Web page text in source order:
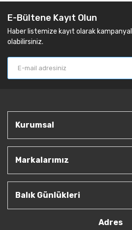
E-Bültene Kayıt Olun
Haber listemize kayıt olarak
olabilirsiniz.
Kurumsal
Markalarımız
Balık Günlükleri
Adres